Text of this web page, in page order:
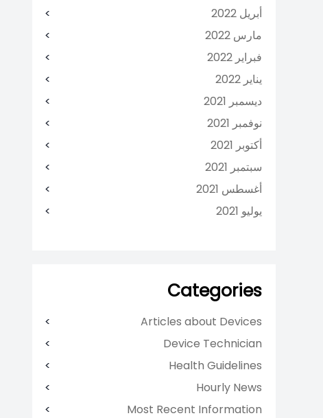
أبريل 2022
مارس 2022
فبراير 2022
يناير 2022
ديسمبر 2021
نوفمبر 2021
أكتوبر 2021
سبتمبر 2021
أغسطس 2021
يوليو 2021
Categories
Articles about Devices
Device Technician
Health Guidelines
Hourly News
Most Recent Information